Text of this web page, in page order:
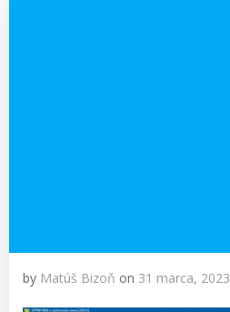
by Matúš Bizoň on 31 marca, 2023